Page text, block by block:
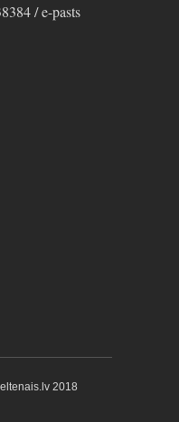
/ e-pasts
2018